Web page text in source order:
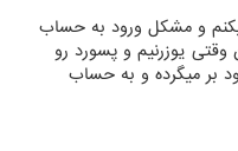
1.6 استفاده میکنم و مشکل ورود به حساب
وقتی یوزرنیم و پسورد رو
بر میگرده و به حساب